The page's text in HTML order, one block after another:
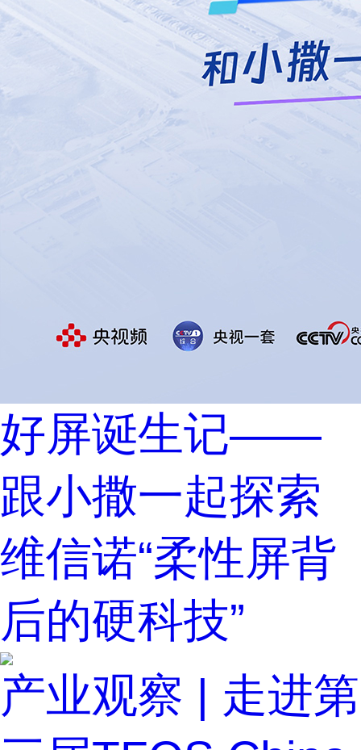
好屏诞生记——
跟小撒一起探索
维信诺“柔性屏背
后的硬科技”
产业观察 | 走进第